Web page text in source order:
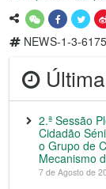
NEWS-1-3-
2.ª Sessão
Cidadão
o Grupo de
Mecanismo
7 de Agosto de